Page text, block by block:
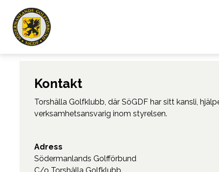
Kontakt
Torshälla Golfklubb, där SöGDF har sitt kansli,
verksamhetsansvarig inom styrelsen.
Adress
Södermanlands Golfförbund